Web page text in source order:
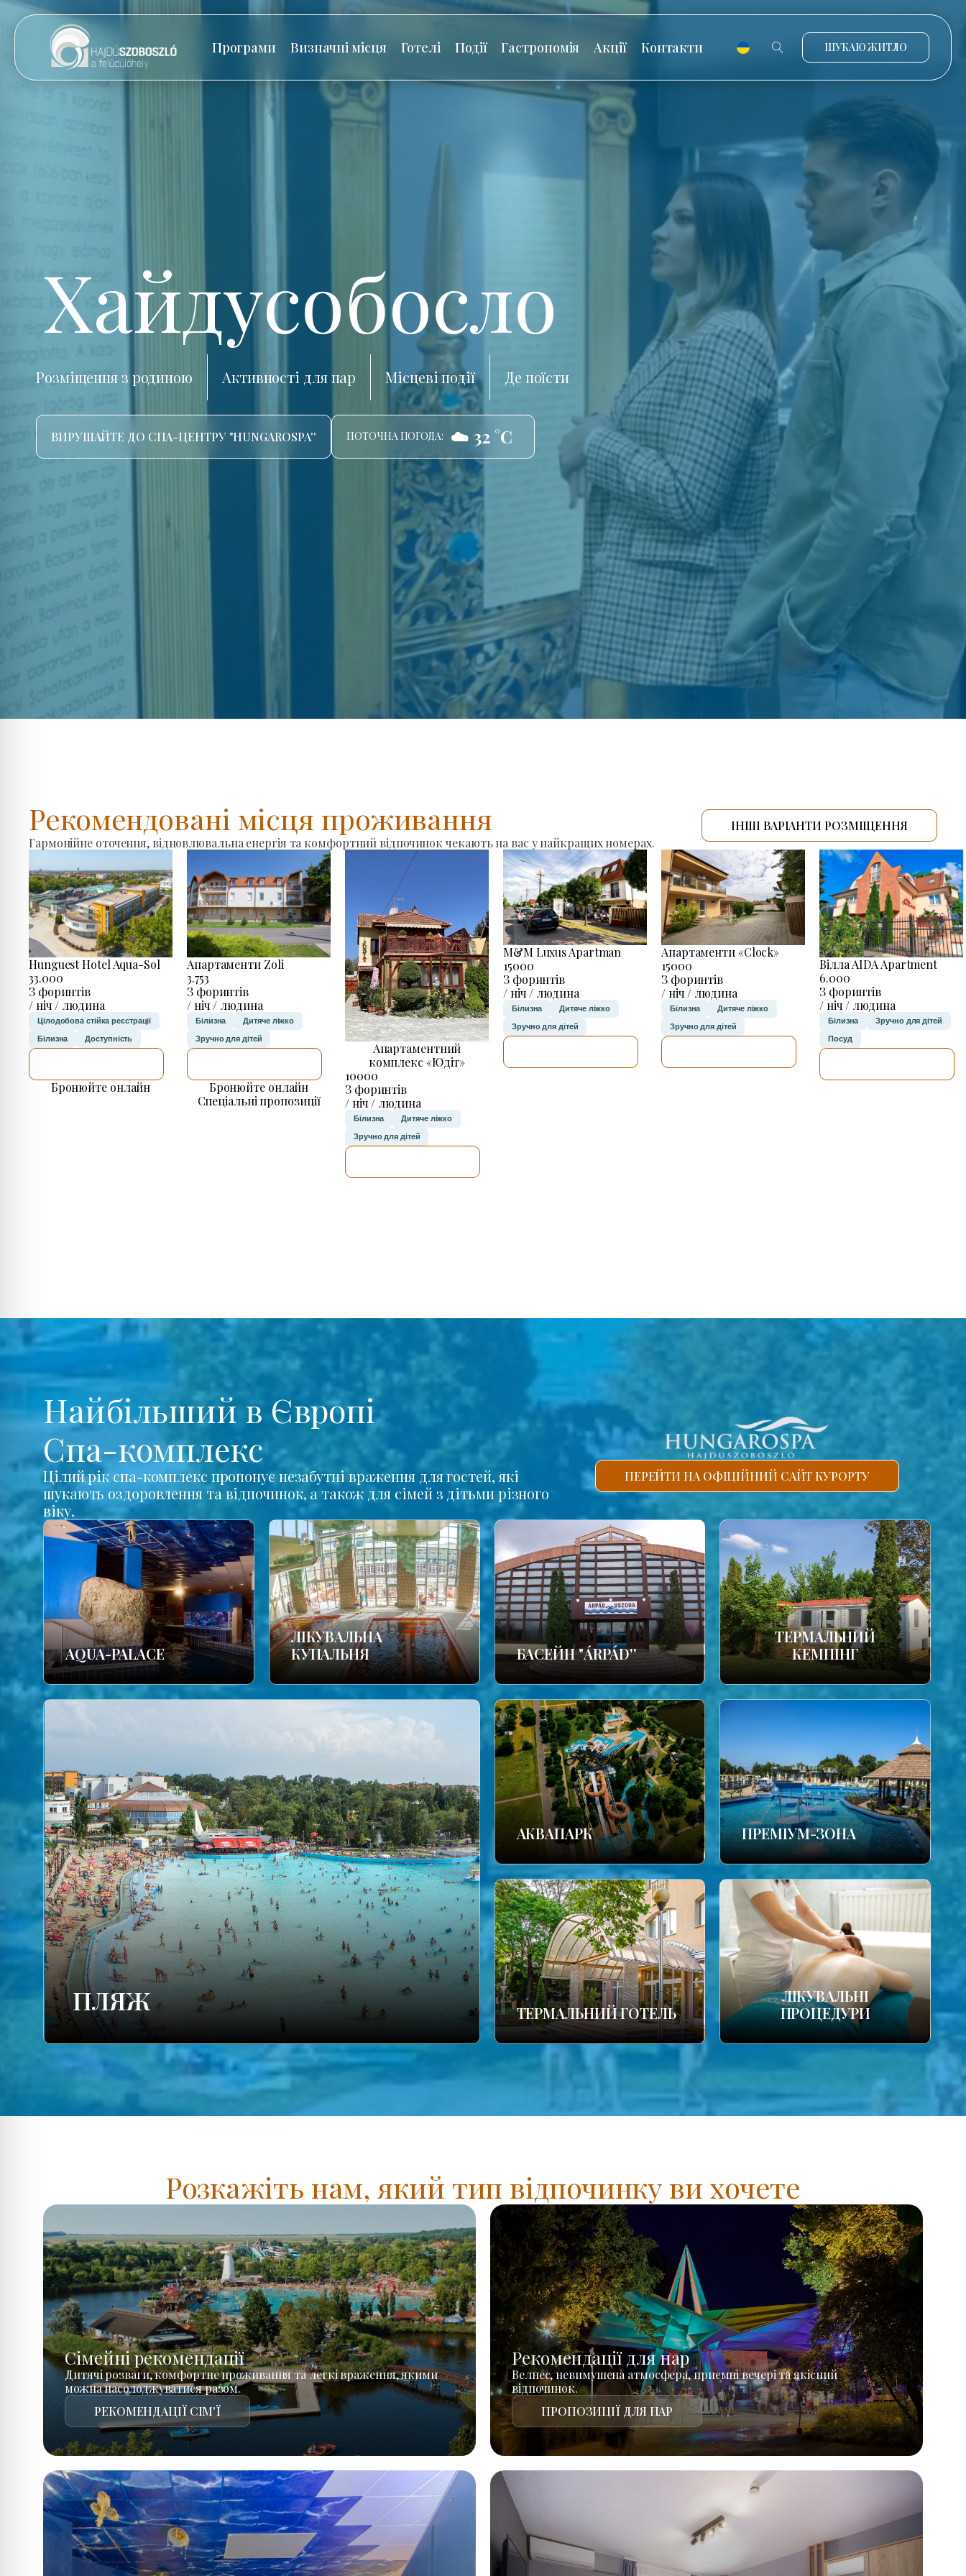
Програми Визначні місця Готелі Події Гастрономія Акції Контакти ШУКАЮ ЖИТЛО
Хайдусобосло
Розміщення з родиною Активності для пар Місцеві події Де поїсти
ВИРУШАЙТЕ ДО СПА-ЦЕНТРУ "HUNGAROSPA'' ПОТОЧНА ПОГОДА: ☁️ 32 °C
Рекомендовані місця проживання
Гармонійне оточення, відновлювальна енергія та комфортний відпочинок чекають на вас у найкращих номерах.
ІНШІ ВАРІАНТИ РОЗМІЩЕННЯ
Hunguest Hotel Aqua-Sol
33.000
З форинтів
/ ніч / людина
Цілодобова стійка реєстрації
Білизна Доступність
Бронюйте онлайн
Апартаменти Zoli
3.753
З форинтів
/ ніч / людина
Білизна Дитяче ліжко
Зручно для дітей
Бронюйте онлайн
Спеціальні пропозиції
Апартаментний
комплекс «Юдіт»
10000
З форинтів
/ ніч / людина
Білизна Дитяче ліжко
Зручно для дітей
M&M Luxus Apartman
15000
З форинтів
/ ніч / людина
Білизна Дитяче ліжко
Зручно для дітей
Апартаменти «Clock»
15000
З форинтів
/ ніч / людина
Білизна Дитяче ліжко
Зручно для дітей
Вілла AIDA Apartment
6.000
З форинтів
/ ніч / людина
Білизна Зручно для дітей
Посуд
Найбільший в Європі
Спа-комплекс
Цілий рік спа-комплекс пропонує незабутні враження для гостей, які
шукають оздоровлення та відпочинок, а також для сімей з дітьми різного
віку.
ПЕРЕЙТИ НА ОФІЦІЙНИЙ САЙТ КУРОРТУ
AQUA-PALACE
ЛІКУВАЛЬНА
КУПАЛЬНЯ
БАСЕЙН "ÁRPÁD''
ТЕРМАЛЬНИЙ
КЕМПІНГ
ПЛЯЖ
АКВАПАРК ПРЕМІУМ-ЗОНА
ТЕРМАЛЬНИЙ ГОТЕЛЬ
ЛІКУВАЛЬНІ
ПРОЦЕДУРИ
Розкажіть нам, який тип відпочинку ви хочете
Сімейні рекомендації
Дитячі розваги, комфортне проживання та легкі враження, якими
можна насолоджуватися разом.
РЕКОМЕНДАЦІЇ СІМ'Ї
Рекомендації для пар
Велнес, невимушена атмосфера, приємні вечері та якісний
відпочинок.
ПРОПОЗИЦІЇ ДЛЯ ПАР